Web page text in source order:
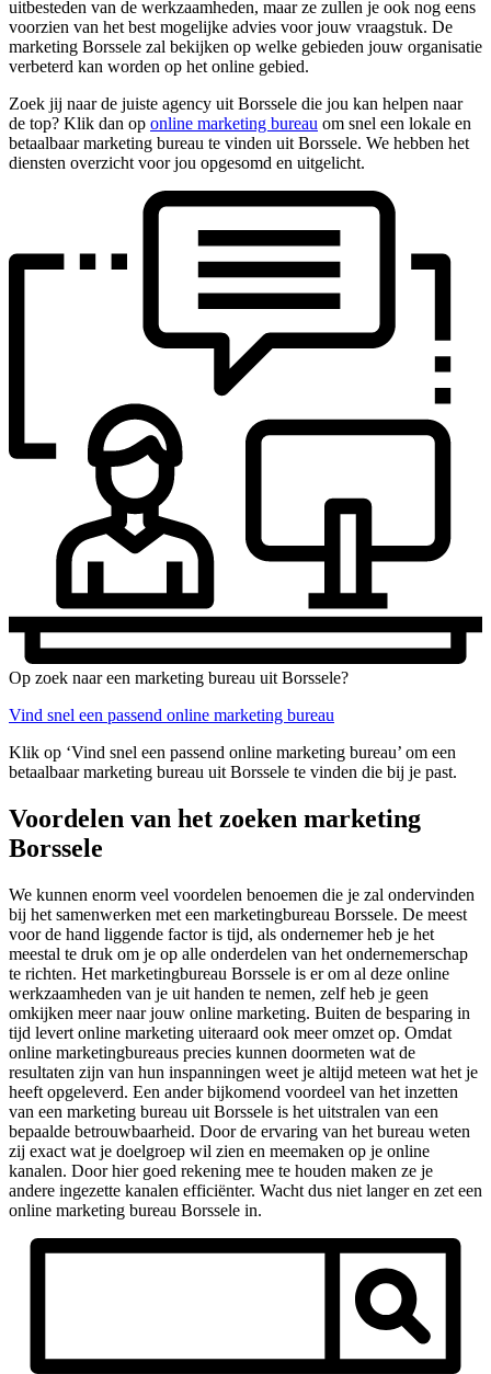
uitbesteden van de werkzaamheden, maar ze zullen je ook nog eens
voorzien van het best mogelijke advies voor jouw vraagstuk. De
marketing Borssele zal bekijken op welke gebieden jouw organisatie
verbeterd kan worden op het online gebied.
Zoek jij naar de juiste agency uit Borssele die jou kan helpen naar
de top? Klik dan op online marketing bureau om snel een lokale en
betaalbaar marketing bureau te vinden uit Borssele. We hebben het
diensten overzicht voor jou opgesomd en uitgelicht.
Op zoek naar een marketing bureau uit Borssele?
Vind snel een passend online marketing bureau
Klik op ‘Vind snel een passend online marketing bureau’ om een
betaalbaar marketing bureau uit Borssele te vinden die bij je past.
Voordelen van het zoeken marketing
Borssele
We kunnen enorm veel voordelen benoemen die je zal ondervinden
bij het samenwerken met een marketingbureau Borssele. De meest
voor de hand liggende factor is tijd, als ondernemer heb je het
meestal te druk om je op alle onderdelen van het ondernemerschap
te richten. Het marketingbureau Borssele is er om al deze online
werkzaamheden van je uit handen te nemen, zelf heb je geen
omkijken meer naar jouw online marketing. Buiten de besparing in
tijd levert online marketing uiteraard ook meer omzet op. Omdat
online marketingbureaus precies kunnen doormeten wat de
resultaten zijn van hun inspanningen weet je altijd meteen wat het je
heeft opgeleverd. Een ander bijkomend voordeel van het inzetten
van een marketing bureau uit Borssele is het uitstralen van een
bepaalde betrouwbaarheid. Door de ervaring van het bureau weten
zij exact wat je doelgroep wil zien en meemaken op je online
kanalen. Door hier goed rekening mee te houden maken ze je
andere ingezette kanalen efficiënter. Wacht dus niet langer en zet een
online marketing bureau Borssele in.